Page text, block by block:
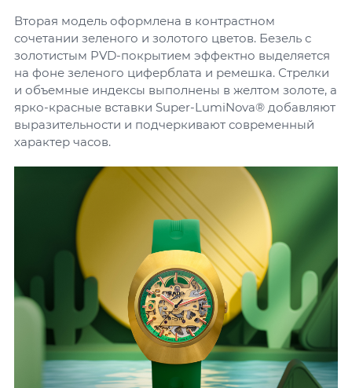
Вторая модель оформлена в контрастном
сочетании зеленого и золотого цветов. Безель с
золотистым PVD-покрытием эффектно выделяется
на фоне зеленого циферблата и ремешка. Стрелки
и объемные индексы выполнены в желтом золоте, а
ярко-красные вставки Super-LumiNova® добавляют
выразительности и подчеркивают современный
характер часов.